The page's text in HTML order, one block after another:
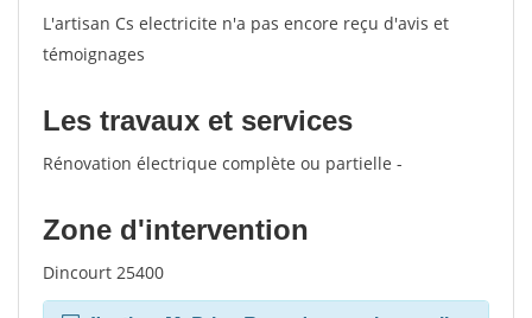
L'artisan Cs electricite n'a pas encore reçu d'avis et
témoignages
Les travaux et services
Rénovation électrique complète ou partielle -
Zone d'intervention
Dincourt 25400